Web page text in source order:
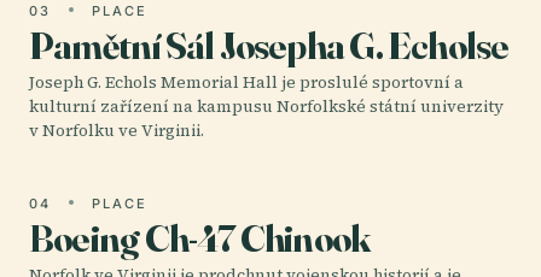
03 PLACE
Pamětní Sál Josepha G. Echolse
Joseph G. Echols Memorial Hall je proslulé sportovní a
kulturní zařízení na kampusu Norfolkské státní univerzity
v Norfolku ve Virginii.
04 PLACE
Boeing Ch-47 Chinook